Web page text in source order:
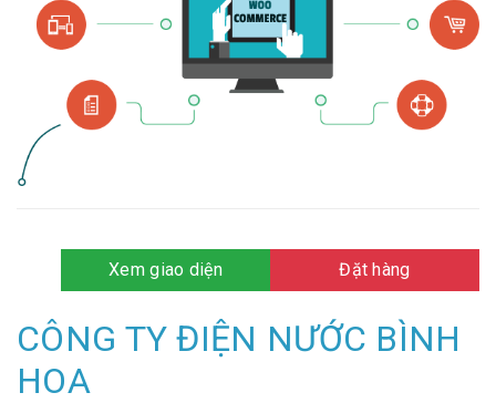
Xem giao diện Đặt hàng
CÔNG TY ĐIỆN NƯỚC BÌNH
HOA